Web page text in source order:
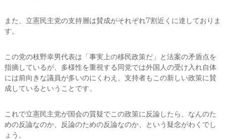
また、立憲民主党の支持層は賛成がそれぞれ7割近くに達しておりま
す。
この党の枝野幸男代表は「事実上の移民政策だ」と法案の矛盾点を
指摘しているが、多様性を重視する同党では外国人の受け入れ自体
には前向きな議員が多いのにくわえ、支持者もこの新しい政策に賛
成しているということです。
これで立憲民主党が国会の質疑でこの政策に反論したら、なんのた
めの反論なのか、反論のための反論なのか、という疑念がわくでし
ょう。